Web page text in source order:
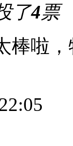
了4票
棒啦